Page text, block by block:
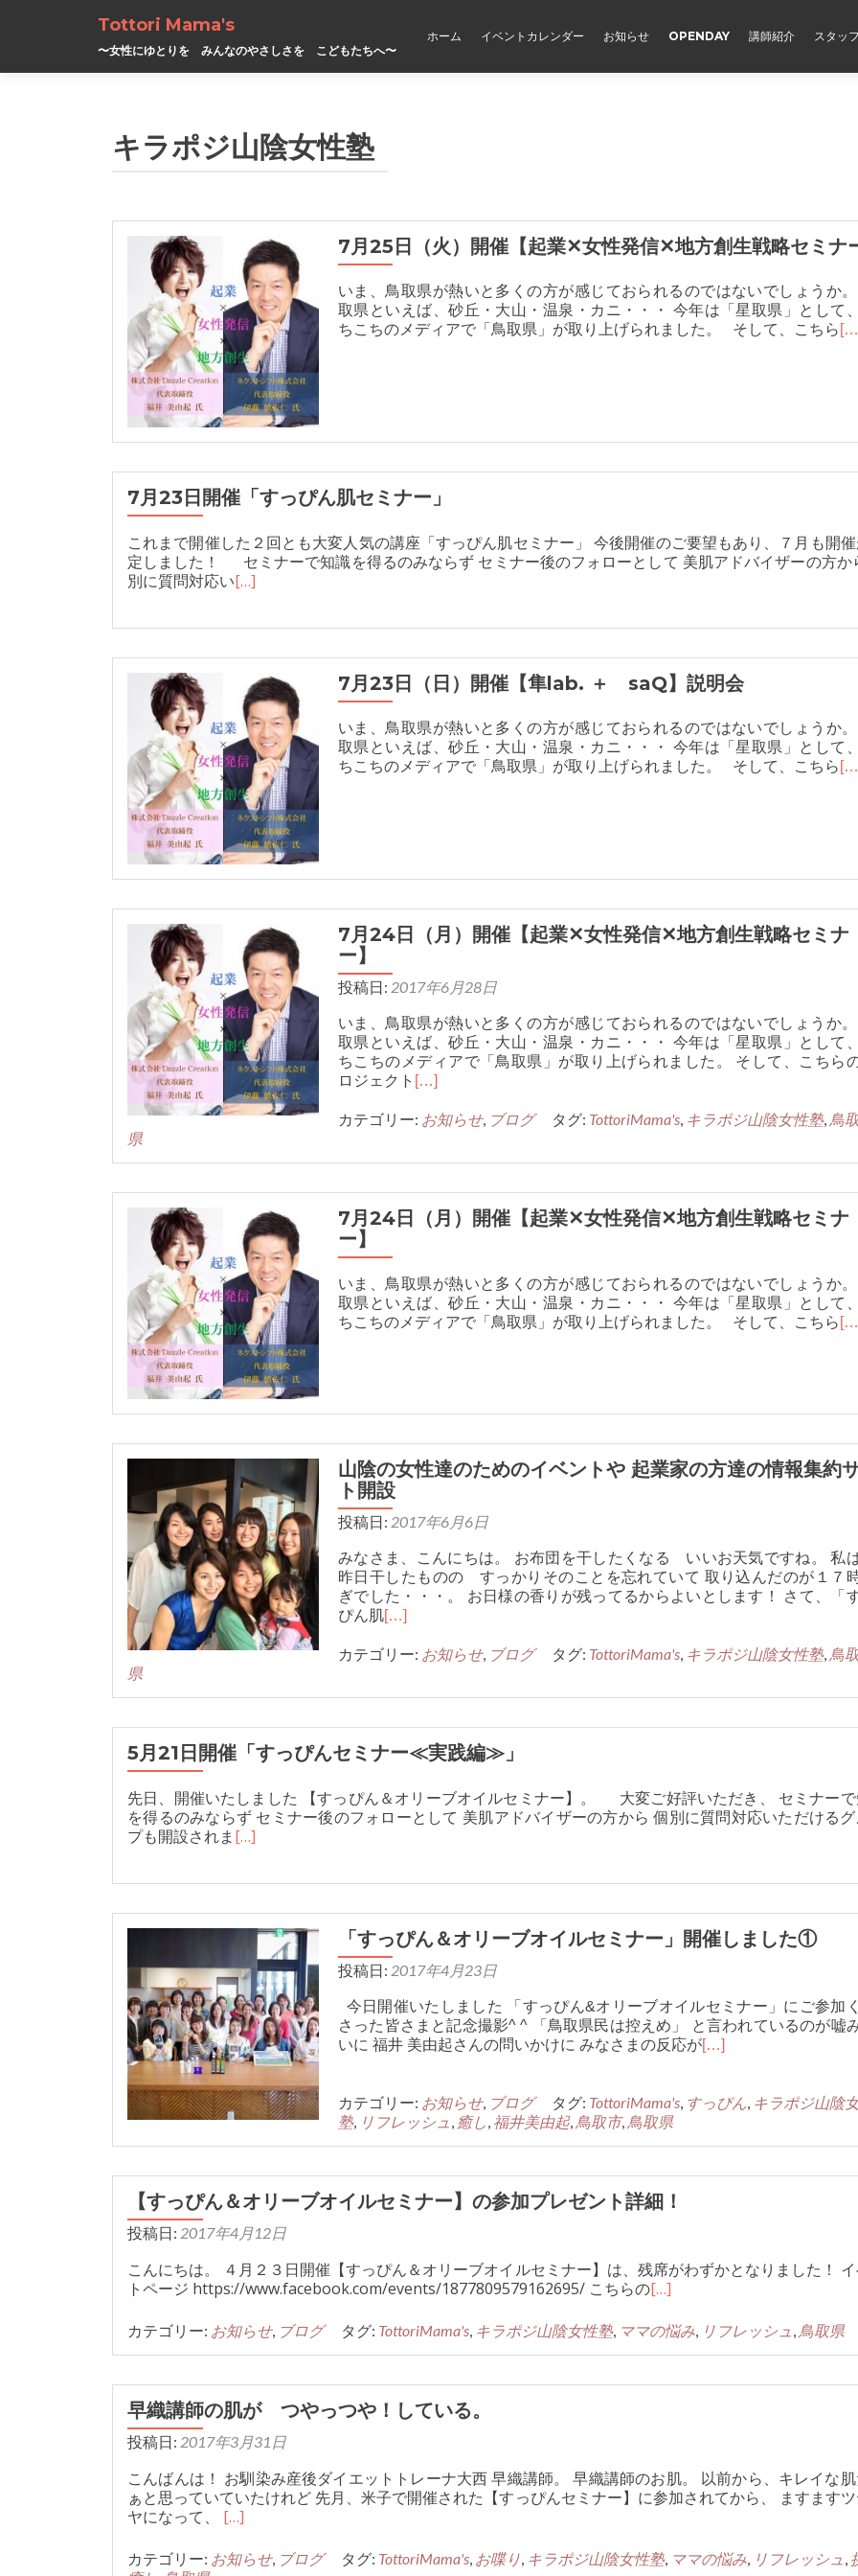
Tottori Mama's
〜女性にゆとりを みんなのやさしさを こどもたちへ〜
ホーム イベントカレンダー お知らせ OPENDAY 講師紹介 スタッフ
キラポジ山陰女性塾
7月25日（火）開催【起業✕女性発信✕地方創生戦略セミナ
いま、鳥取県が熱いと多くの方が感じておられるのではないでしょうか
取県といえば、砂丘・大山・温泉・カニ・・・ 今年は「星取県」として
ちこちのメディアで「鳥取県」が取り上げられました。 そして、こちら
7月23日開催「すっぴん肌セミナー」
これまで開催した２回とも大変人気の講座「すっぴん肌セミナー」 今後開催のご要望もあり、７月も開
定しました！ セミナーで知識を得るのみならず セミナー後のフォローとして 美肌アドバイザーの方か
別に質問対応い[…]
7月23日（日）開催【隼lab. ＋ saQ】説明会
いま、鳥取県が熱いと多くの方が感じておられるのではないでしょうか
取県といえば、砂丘・大山・温泉・カニ・・・ 今年は「星取県」として
ちこちのメディアで「鳥取県」が取り上げられました。 そして、こちら
7月24日（月）開催【起業✕女性発信✕地方創生戦略セミナ
ー】
投稿日: 2017年6月28日
いま、鳥取県が熱いと多くの方が感じておられるのではないでしょうか
取県といえば、砂丘・大山・温泉・カニ・・・ 今年は「星取県」として
ちこちのメディアで「鳥取県」が取り上げられました。 そして、こちら
ロジェクト […]
カテゴリー: お知らせ, ブログ タグ: TottoriMama's, キラポジ山陰女性塾, 鳥
県
7月24日（月）開催【起業✕女性発信✕地方創生戦略セミナ
ー】
いま、鳥取県が熱いと多くの方が感じておられるのではないでしょうか
取県といえば、砂丘・大山・温泉・カニ・・・ 今年は「星取県」として
ちこちのメディアで「鳥取県」が取り上げられました。 そして、こちら
山陰の女性達のためのイベントや 起業家の方達の情報集約
ト開設
投稿日: 2017年6月6日
みなさま、こんにちは。 お布団を干したくなる いいお天気ですね。 私は
昨日干したものの すっかりそのことを忘れていて 取り込んだのが１７
ぎでした・・・。 お日様の香りが残ってるからよいとします！ さて、「
ぴん肌[…]
カテゴリー: お知らせ, ブログ タグ: TottoriMama's, キラポジ山陰女性塾, 鳥
県
5月21日開催「すっぴんセミナー≪実践編≫」
先日、開催いたしました 【すっぴん＆オリーブオイルセミナー】。 大変ご好評いただき、 セミナー
を得るのみならず セミナー後のフォローとして 美肌アドバイザーの方から 個別に質問対応いただける
プも開設されま […]
「すっぴん＆オリーブオイルセミナー」開催しました①
投稿日: 2017年4月23日
今日開催いたしました 「すっぴん&オリーブオイルセミナー」にご参加
さった皆さまと記念撮影^ ^ 「鳥取県民は控えめ」 と言われているのが嘘
いに 福井 美由起さんの問いかけに みなさまの反応が[…]
カテゴリー: お知らせ, ブログ タグ: TottoriMama's, すっぴん, キラポジ山陰
塾, リフレッシュ , 癒し, 福井美由起, 鳥取市, 鳥取県
【すっぴん＆オリーブオイルセミナー】の参加プレゼント詳細！
投稿日: 2017年4月12日
こんにちは。 ４月２３日開催【すっぴん＆オリーブオイルセミナー】は、残席がわずかとなりました！
トページ https://www.facebook.com/events/1877809579162695/ こちらの[…]
カテゴリー: お知らせ, ブログ タグ: TottoriMama's, キラポジ山陰女性塾, ママの悩み, リフレッシュ , 鳥取県
早織講師の肌が つやっつや！している。
投稿日: 2017年3月31日
こんばんは！ お馴染み産後ダイエットトレーナ大西 早織講師。 早織講師のお肌。 以前から、キレイな
ぁと思っていていたけれど 先月、米子で開催された【すっぴんセミナー】に参加されてから、 ますます
ヤになって、 […]
カテゴリー: お知らせ, ブログ タグ: TottoriMama's, お喋り, キラポジ山陰女性塾, ママの悩み, リフレッシュ ,